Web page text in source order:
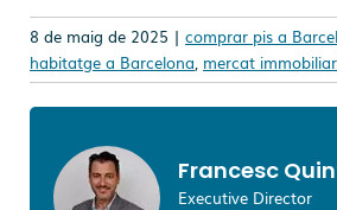
8 de maig de 2025 | comprar pis a
habitatge a Barcelona, mercat
Francesc
Executive Director